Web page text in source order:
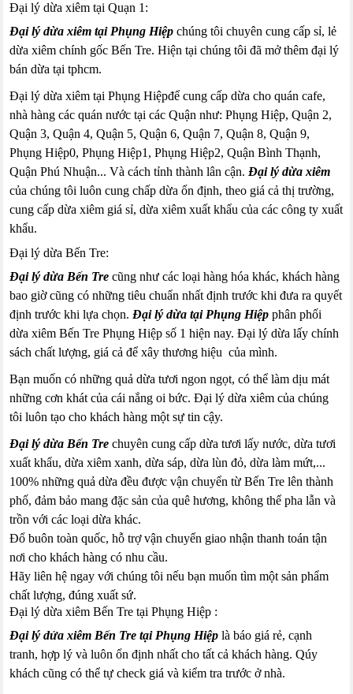
Đại lý dừa xiêm tại Quạn 1:
Đại lý dừa xiêm tại Phụng Hiệp chúng tôi chuyên cung cấp sỉ, lẻ
dừa xiêm chính gốc Bến Tre. Hiện tại chúng tôi đã mở thêm đại lý
bán dừa tại tphcm.
Đại lý dừa xiêm tại Phụng Hiệpđể cung cấp dừa cho quán cafe,
nhà hàng các quán nước tại các Quận như: Phụng Hiệp, Quận 2,
Quận 3, Quận 4, Quận 5, Quận 6, Quận 7, Quận 8, Quận 9,
Phụng Hiệp0, Phụng Hiệp1, Phụng Hiệp2, Quận Bình Thạnh,
Quận Phú Nhuận... Và cách tỉnh thành lân cận.Đại lý dừa xiêm
của chúng tôi luôn cung chấp dừa ổn định, theo giá cả thị trường,
cung cấp dừa xiêm giá sỉ, dừa xiêm xuất khẩu của các công ty xuất
khẩu.
Đại lý dừa Bến Tre:
Đại lý dừa Bến Tre cũng như các loại hàng hóa khác, khách hàng
bao giờ cũng có những tiêu chuẩn nhất định trước khi đưa ra quyết
định trước khi lựa chọn.Đại lý dừa tại Phụng Hiệp phân phối
dừa xiêm Bến Tre Phụng Hiệp số 1 hiện nay. Đại lý dừa lấy chính
sách chất lượng, giá cả để xây thương hiệu của mình.
Bạn muốn có những quả dừa tươi ngon ngọt, có thể làm dịu mát
những cơn khát của cái nắng oi bức. Đại lý dừa xiêm của chúng
tôi luôn tạo cho khách hàng một sự tin cậy.
Đại lý dừa Bến Tre chuyên cung cấp dừa tươi lấy nước, dừa tươi
xuất khẩu, dừa xiêm xanh, dừa sáp, dừa lùn đỏ, dừa làm mứt,...
100% những quả dừa đều được vận chuyển từ Bến Tre lên thành
phố, đảm bảo mang đặc sản của quê hương, không thể pha lẫn và
trồn với các loại dừa khác.
Đổ buôn toàn quốc, hỗ trợ vận chuyển giao nhận thanh toán tận
nơi cho khách hàng có nhu cầu.
Hãy liên hệ ngay với chúng tôi nếu bạn muốn tìm một sản phẩm
chất lượng, đúng xuất sứ.
Đại lý dừa xiêm Bến Tre tại Phụng Hiệp :
Đại lý dửa xiêm Bến Tre tại Phụng Hiệp là báo giá rẻ, cạnh
tranh, hợp lý và luôn ổn định nhất cho tất cả khách hàng. Qúy
khách cũng có thể tự check giá và kiểm tra trước ở nhà.